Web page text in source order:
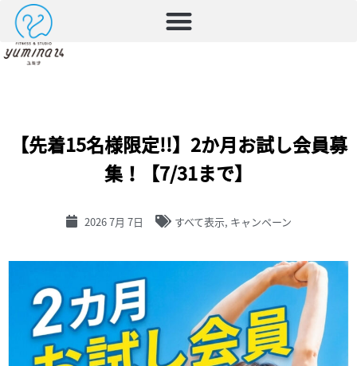
【先着15名様限定!!】2か月お試し会員募
集！【7/31まで】
2026 7月 7日 すべて表示, キャンペーン